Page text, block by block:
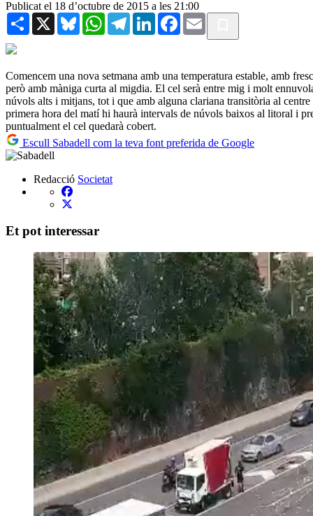
Publicat el 18 d’octubre de 2015 a les 21:00
Share X BlueskyWhatsAppTelegramLinkedInFacebook
Email
Comencem una nova setmana amb una temperatura estable, amb
però amb màniga curta al migdia. El cel serà entre mig i molt
núvols alts i mitjans, tot i que amb alguna clariana transitòria al
primera hora del matí hi haurà intervals de núvols baixos al litoral i
puntualment el cel quedarà cobert.
Escull Sabadell com la teva font preferida de Google
Redacció Societat
Et pot interessar